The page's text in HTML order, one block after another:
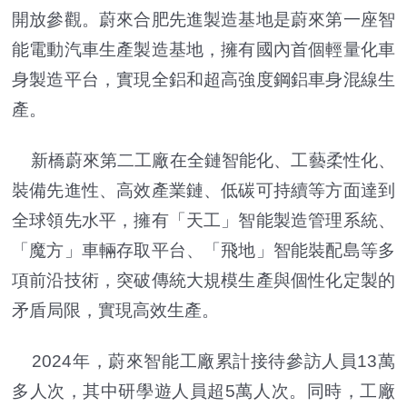
開放參觀。蔚來合肥先進製造基地是蔚來第一座智
能電動汽車生產製造基地，擁有國內首個輕量化車
身製造平台，實現全鋁和超高強度鋼鋁車身混線生
產。
新橋蔚來第二工廠在全鏈智能化、工藝柔性化、
裝備先進性、高效產業鏈、低碳可持續等方面達到
全球領先水平，擁有「天工」智能製造管理系統、
「魔方」車輛存取平台、「飛地」智能裝配島等多
項前沿技術，突破傳統大規模生產與個性化定製的
矛盾局限，實現高效生產。
2024年，蔚來智能工廠累計接待參訪人員13萬
多人次，其中研學遊人員超5萬人次。同時，工廠